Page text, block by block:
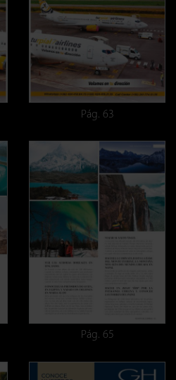
Pág. 63
Pág. 65